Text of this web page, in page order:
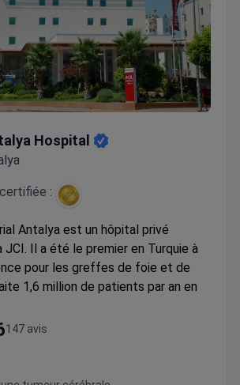
Hospital
:
Antalya est un hôpital privé
Il a été le premier en Turquie à
pour les greffes de foie et de
1,6 million de patients par an en
générale et chirurgie plastique.
atteints de cancer reçoivent
de traitement du cancer suivent
147 avis